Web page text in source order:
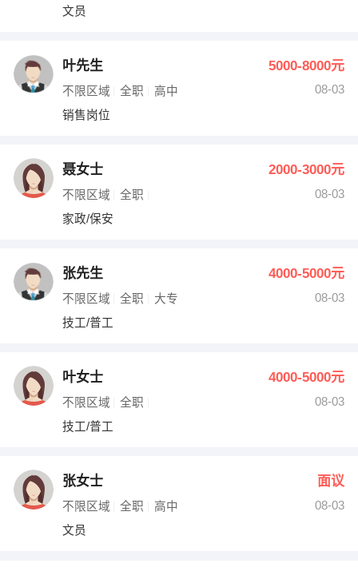
文员
叶先生 5000-8000元
不限区域 全职 高中
08-03
销售岗位
聂女士 2000-3000元
不限区域 全职
08-03
家政/保安
张先生 4000-5000元
不限区域 全职 大专
08-03
技工/普工
叶女士 4000-5000元
不限区域 全职
08-03
技工/普工
张女士 面议
不限区域 全职 高中
08-03
文员